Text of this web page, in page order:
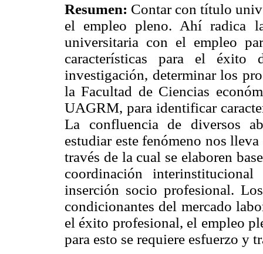
Resumen: Contar con título
el empleo pleno. Ahí radica
universitaria con el empleo
características para el éxito
investigación, determinar los
la Facultad de Ciencias
UAGRM, para identificar
La confluencia de diversos
estudiar este fenómeno nos
través de la cual se elaboren
coordinación
inserción socio profesional.
condicionantes del mercado
el éxito profesional, el empleo
para esto se requiere esfuerzo y